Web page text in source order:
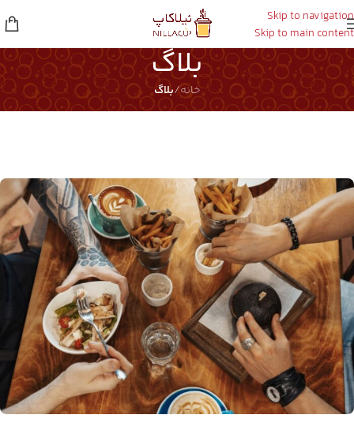
Skip to navigation
Skip to main content
بلاگ
خانه/بلاگ